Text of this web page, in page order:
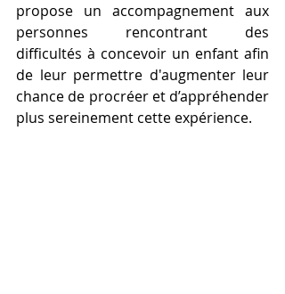
propose un accompagnement aux
personnes rencontrant des
difficultés à concevoir un enfant afin
de leur permettre d'augmenter leur
chance de procréer et d’appréhender
plus sereinement cette expérience.